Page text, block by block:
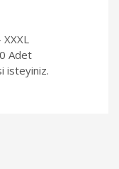
XXXL
Adet
isteyiniz.